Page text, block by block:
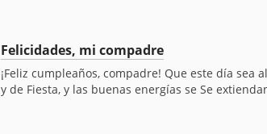
Felicidades, mi compadre
¡Feliz cumpleaños, compadre! Que este día sea
y de Fiesta, y las buenas energías se Se